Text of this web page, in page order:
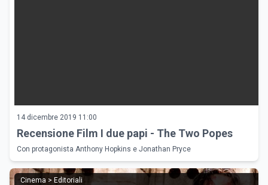
14 dicembre 2019 11:00
Recensione Film I due papi - The Two Popes
Con protagonista Anthony Hopkins e Jonathan Pryce
Cinema > Editoriali